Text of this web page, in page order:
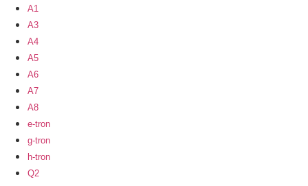
A1
A3
A4
A5
A6
A7
A8
e-tron
g-tron
h-tron
Q2